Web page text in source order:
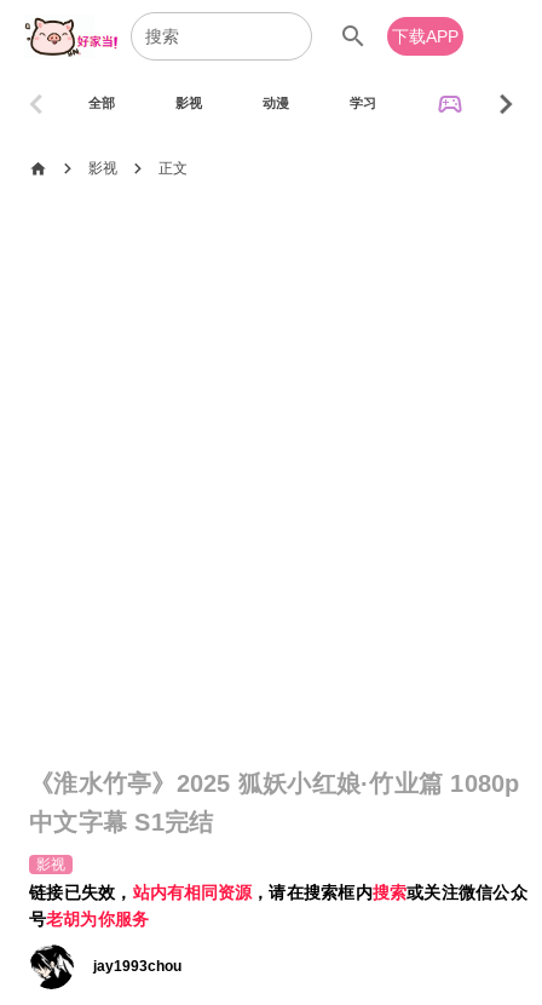
search 下载APP
全部 影视 动漫 学习 sports_esports
chevron_left chevron_right
home chevron_right 影视 chevron_right 正文
《淮水竹亭》2025 狐妖小红娘·竹业篇 1080p
中文字幕 S1完结
影视
链接已失效， 站内有相同资源 ，请在搜索框内搜索或关注微信公众
号老胡为你服务
jay1993chou